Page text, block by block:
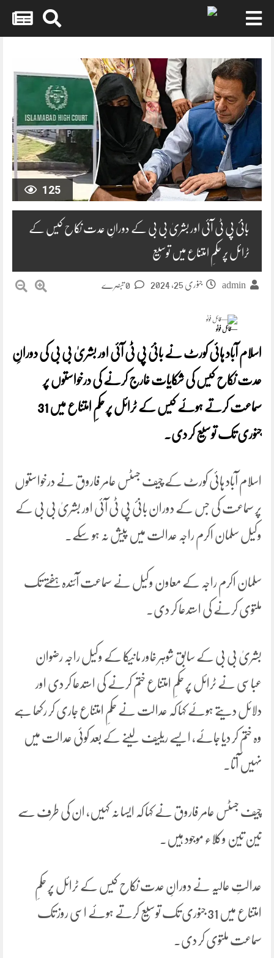
content
125
بانیٔ پی ٹی آئی اور بشریٰ بی بی کے دورانِ عدت نکاح کیس کے
ٹرائل پر حکمِ امتناع میں توسیع
admin جنوری 25, 2024
—فائل فوٹو
اسلام آباد ہائی کورٹ نے بانیٔ پی ٹی آئی اور بشریٰ بی بی کی دورانِ
عدت نکاح کیس کی شکایات خارج کرنے کی درخواستوں پر
سماعت کرتے ہوئے کیس کے ٹرائل پر حکمِ امتناع میں 31
جنوری تک توسیع کر دی۔
اسلام آباد ہائی کورٹ کے چیف جسٹس عامر فاروق نے درخواستوں
پر سماعت کی جس کے دوران بانیٔ پی ٹی آئی اور بشریٰ بی بی کے
وکیل سلمان اکرم راجہ عدالت میں پیش نہ ہو سکے۔
سلمان اکرم راجہ کے معاون وکیل نے سماعت آئندہ ہفتے تک
ملتوی کرنے کی استدعا کر دی۔
بشریٰ بی بی کے سابق شوہر خاور مانیکا کے وکیل راجہ رضوان
عباسی نے ٹرائل پر حکمِ امتناع ختم کرنے کی استدعا کر دی اور
دلائل دیتے ہوئے کہا کہ عدالت نے حکمِ امتناع جاری کر رکھا ہے
وہ ختم کر دیا جائے، ایسے ریلیف لینے کے بعد کوئی عدالت میں
نہیں آتا۔
چیف جسٹس عامر فاروق نے کہا کہ ایسا نہ کہیں، ان کی طرف سے
تین تین وکلاء موجود ہیں۔
عدالتِ عالیہ نے دورانِ عدت نکاح کیس کے ٹرائل پر حکمِ
امتناع میں 31 جنوری تک توسیع کرتے ہوئے اسی روز تک
سماعت ملتوی کر دی۔